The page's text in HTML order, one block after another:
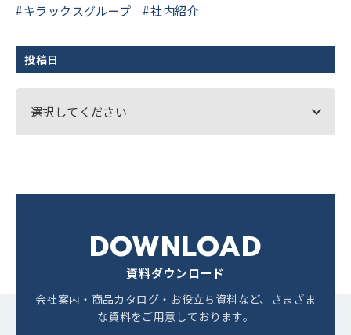
キラックスグループ
社内紹介
投稿日
選択してください
DOWNLOAD
資料ダウンロード
会社案内・商品カタログ・お役立ち資料など、
さまざま
な資料をご用意しております。